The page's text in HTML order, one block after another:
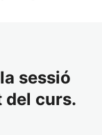
sessió
del curs.